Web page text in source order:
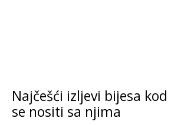
Najčešći izljevi bijesa
se nositi sa njima